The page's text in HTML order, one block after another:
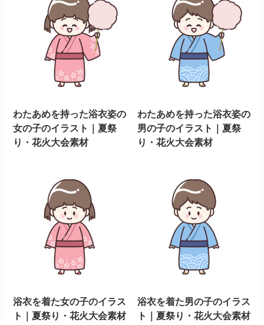
わたあめを持った浴衣姿の
女の子のイラスト｜夏祭
り・花火大会素材
わたあめを持った浴衣姿の
男の子のイラスト｜夏祭
り・花火大会素材
浴衣を着た女の子のイラス
ト｜夏祭り・花火大会素材
浴衣を着た男の子のイラス
ト｜夏祭り・花火大会素材